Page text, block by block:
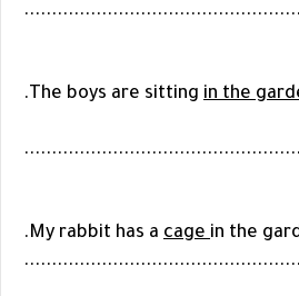
in the
.
cagein the